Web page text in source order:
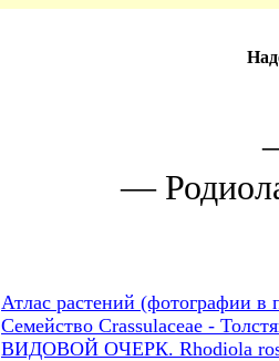
—
Атлас растений (фотографии в
Семейство Crassulaceae -
ВИДОВОЙ ОЧЕРК. Rhodiola